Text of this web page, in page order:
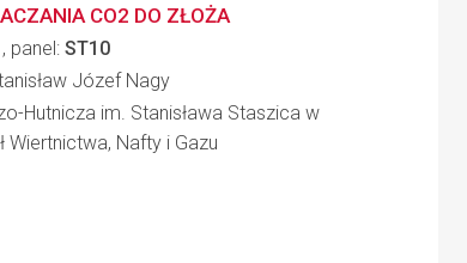
CO2 DO ZŁOŻA
, panel: ST10
Józef Nagy
Hutnicza im. Stanisława Staszica w
Wiertnictwa, Nafty i Gazu